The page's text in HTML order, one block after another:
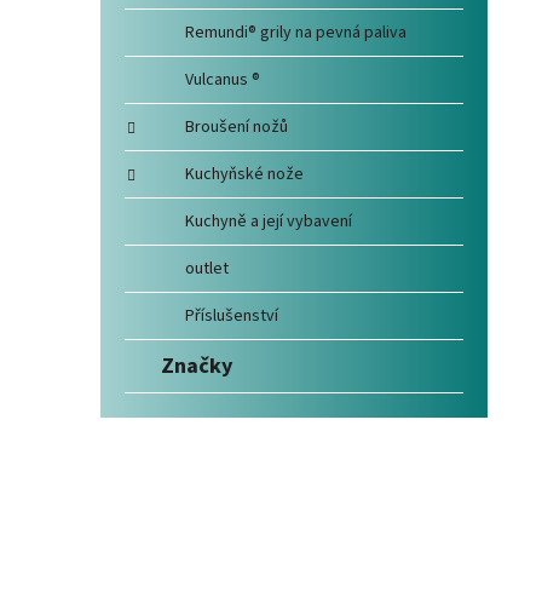
Remundi® grily na pevná paliva
Vulcanus ®
Broušení nožů
Kuchyňské nože
Kuchyně a její vybavení
outlet
Příslušenství
Značky